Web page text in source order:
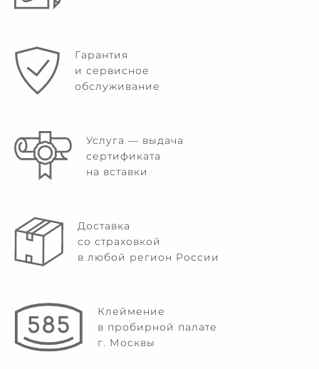
Гарантия
и сервисное
обслуживание
Услуга — выдача
сертификата
на вставки
Доставка
со страховкой
в любой регион России
Клеймение
в пробирной палате
г. Москвы